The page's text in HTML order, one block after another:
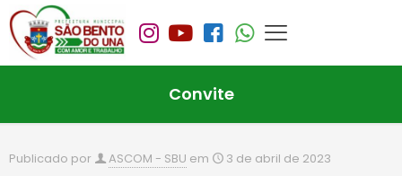
Convite
Publicado por ASCOM - SBU em 3 de abril de 2023